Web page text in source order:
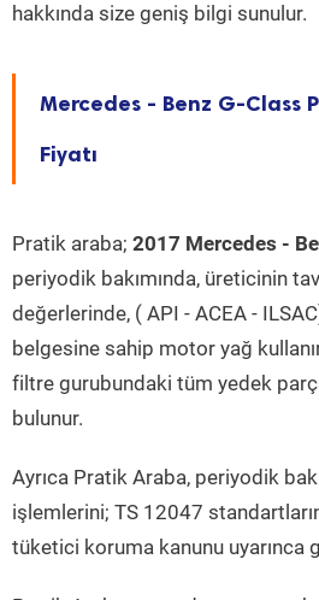
hakkında size geniş bilgi sunulur.
Mercedes - Benz G-Class
Fiyatı
Pratik araba; 2017 Mercedes -
periyodik bakımında, üreticinin
değerlerinde, ( API - ACEA -
belgesine sahip motor yağ
filtre gurubundaki tüm yedek
bulunur.
Ayrıca Pratik Araba, periyodik
işlemlerini; TS 12047
tüketici koruma kanunu uyarınca